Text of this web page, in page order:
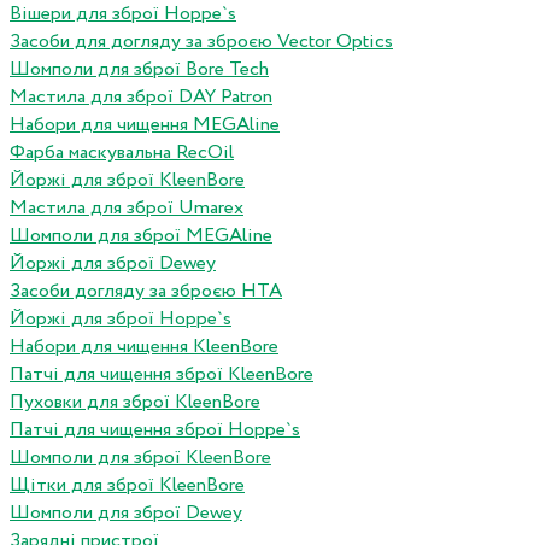
Вішери для зброї Hoppe`s
Засоби для догляду за зброєю Vector Optics
Шомполи для зброї Bore Tech
Мастила для зброї DAY Patron
Набори для чищення MEGAline
Фарба маскувальна RecOil
Йоржі для зброї KleenBore
Мастила для зброї Umarex
Шомполи для зброї MEGAline
Йоржі для зброї Dewey
Засоби догляду за зброєю HTA
Йоржі для зброї Hoppe`s
Набори для чищення KleenBore
Патчі для чищення зброї KleenBore
Пуховки для зброї KleenBore
Патчі для чищення зброї Hoppe`s
Шомполи для зброї KleenBore
Щітки для зброї KleenBore
Шомполи для зброї Dewey